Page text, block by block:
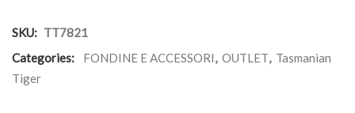
SKU: TT7821
Categories:
FONDINE E ACCESSORI, OUTLET, Tasmanian
Tiger